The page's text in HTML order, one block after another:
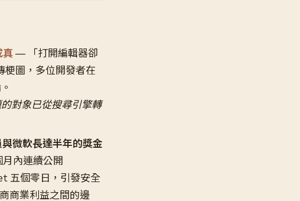
— 「打開編輯器卻
梗圖，多位開發者在
對象已從搜尋引擎轉
微軟長達半年的獎金
內連續公開
五個零日，引發安全
商業利益之間的邊